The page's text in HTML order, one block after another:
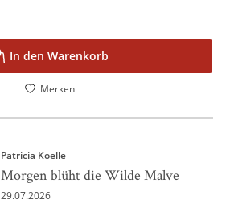
In den Warenkorb
Merken
Patricia Koelle
Morgen blüht die Wilde Malve
29.07.2026